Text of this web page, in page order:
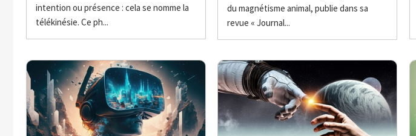
intention ou présence : cela se nomme la
télékinésie. Ce ph...
du magnétisme animal, publie dans sa
revue « Journal...